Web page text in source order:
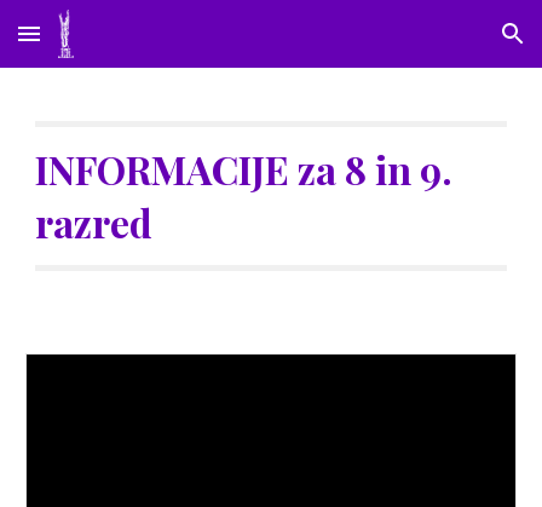
Skip to main content Skip to navigation
INFORMACIJE za 8 in 9.
razred